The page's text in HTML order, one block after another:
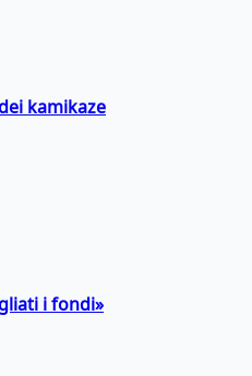
kamikaze
i fondi»